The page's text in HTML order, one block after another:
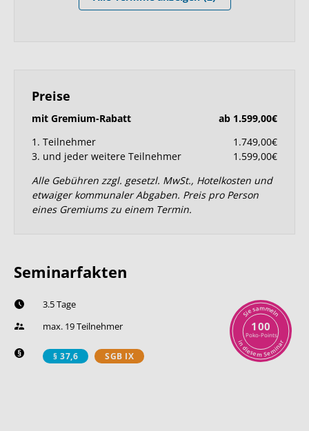
Preise
mit Gremium-Rabatt
ab 1.599,00€
1. Teilnehmer
1.749,00€
3. und jeder weitere Teilnehmer
1.599,00€
Alle Gebühren zzgl. gesetzl. MwSt., Hotelkosten und
etwaiger kommunaler Abgaben. Preis pro Person
eines Gremiums zu einem Termin.
Seminarfakten
3.5 Tage
max. 19 Teilnehmer
§ 37,6 SGB IX
i
n
d
iesemSemi
n
a
r
S
iesammel
n
100
Poko-Points